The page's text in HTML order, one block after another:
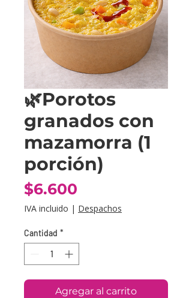
🌿Porotos
granados con
mazamorra (1
porción)
$6.600
IVA incluido | Despachos
Cantidad *
Agregar al carrito